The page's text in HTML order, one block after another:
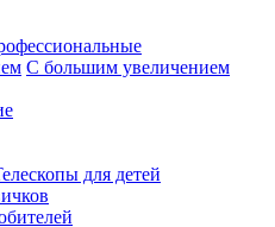
С большим увеличением
для детей